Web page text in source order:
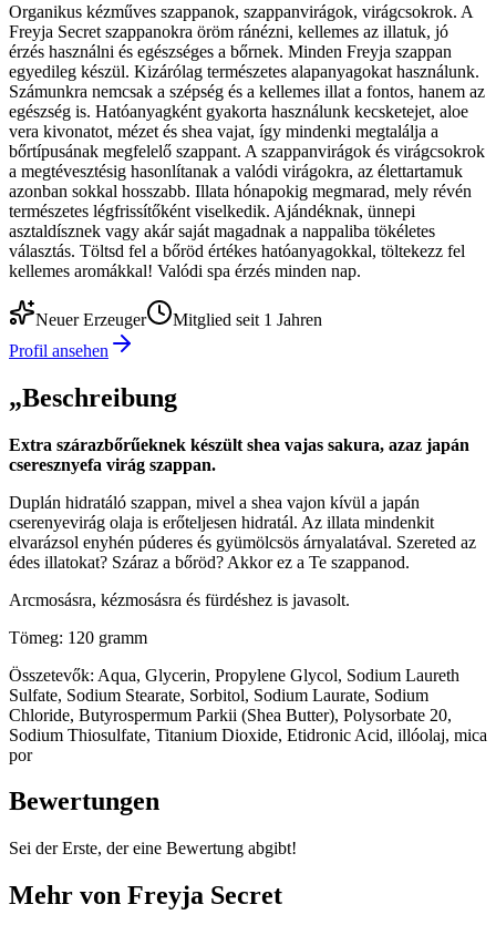
Organikus kézműves szappanok, szappanvirágok, virágcsokrok. A
Freyja Secret szappanokra öröm ránézni, kellemes az illatuk, jó
érzés használni és egészséges a bőrnek. Minden Freyja szappan
egyedileg készül. Kizárólag természetes alapanyagokat használunk.
Számunkra nemcsak a szépség és a kellemes illat a fontos, hanem az
egészség is. Hatóanyagként gyakorta használunk kecsketejet, aloe
vera kivonatot, mézet és shea vajat, így mindenki megtalálja a
bőrtípusának megfelelő szappant. A szappanvirágok és virágcsokrok
a megtévesztésig hasonlítanak a valódi virágokra, az élettartamuk
azonban sokkal hosszabb. Illata hónapokig megmarad, mely révén
természetes légfrissítőként viselkedik. Ajándéknak, ünnepi
asztaldísznek vagy akár saját magadnak a nappaliba tökéletes
választás. Töltsd fel a bőröd értékes hatóanyagokkal, töltekezz fel
kellemes aromákkal! Valódi spa érzés minden nap.
Neuer Erzeuger
Mitglied seit 1 Jahren
Profil ansehen
„Beschreibung
Extra szárazbőrűeknek készült shea vajas sakura, azaz japán
cseresznyefa virág szappan.
Duplán hidratáló szappan, mivel a shea vajon kívül a japán
cserenyevirág olaja is erőteljesen hidratál. Az illata mindenkit
elvarázsol enyhén púderes és gyümölcsös árnyalatával. Szereted az
édes illatokat? Száraz a bőröd? Akkor ez a Te szappanod.
Arcmosásra, kézmosásra és fürdéshez is javasolt.
Tömeg: 120 gramm
Összetevők: Aqua, Glycerin, Propylene Glycol, Sodium Laureth
Sulfate, Sodium Stearate, Sorbitol, Sodium Laurate, Sodium
Chloride, Butyrospermum Parkii (Shea Butter), Polysorbate 20,
Sodium Thiosulfate, Titanium Dioxide, Etidronic Acid, illóolaj, mica
por
Bewertungen
Sei der Erste, der eine Bewertung abgibt!
Mehr von Freyja Secret